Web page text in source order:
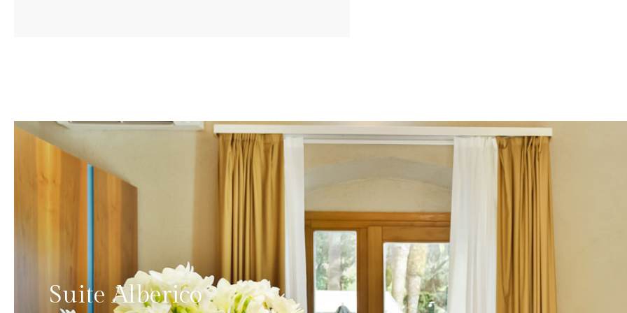
Suite Alberico